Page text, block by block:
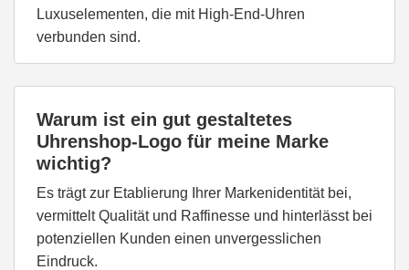
Luxuselementen, die mit High-End-Uhren
verbunden sind.
Warum ist ein gut gestaltetes
Uhrenshop-Logo für meine Marke
wichtig?
Es trägt zur Etablierung Ihrer Markenidentität bei,
vermittelt Qualität und Raffinesse und hinterlässt bei
potenziellen Kunden einen unvergesslichen
Eindruck.